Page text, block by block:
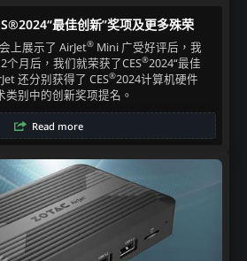
最佳创新”奖项及更多殊荣
上展示了 AirJet®Mini 广受好评后，我
个月后，我们就荣获了CES®2024“最佳
还分别获得了 CES®2024计算机硬件
别中的创新奖项提名。​
Read more